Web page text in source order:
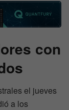
con
el jueves
a los